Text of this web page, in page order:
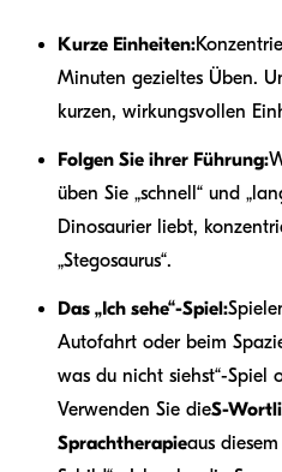
Kurze Einheiten:
Minuten gezieltes Üben.
kurzen, wirkungsvollen
Folgen Sie ihrer Führung:
üben Sie „schnell“ und
Dinosaurier liebt,
„Stegosaurus“.
Das „Ich sehe“-Spiel:
Autofahrt oder beim
was du nicht siehst“-Spiel
Verwenden Sie dieS-
Sprachtherapieaus